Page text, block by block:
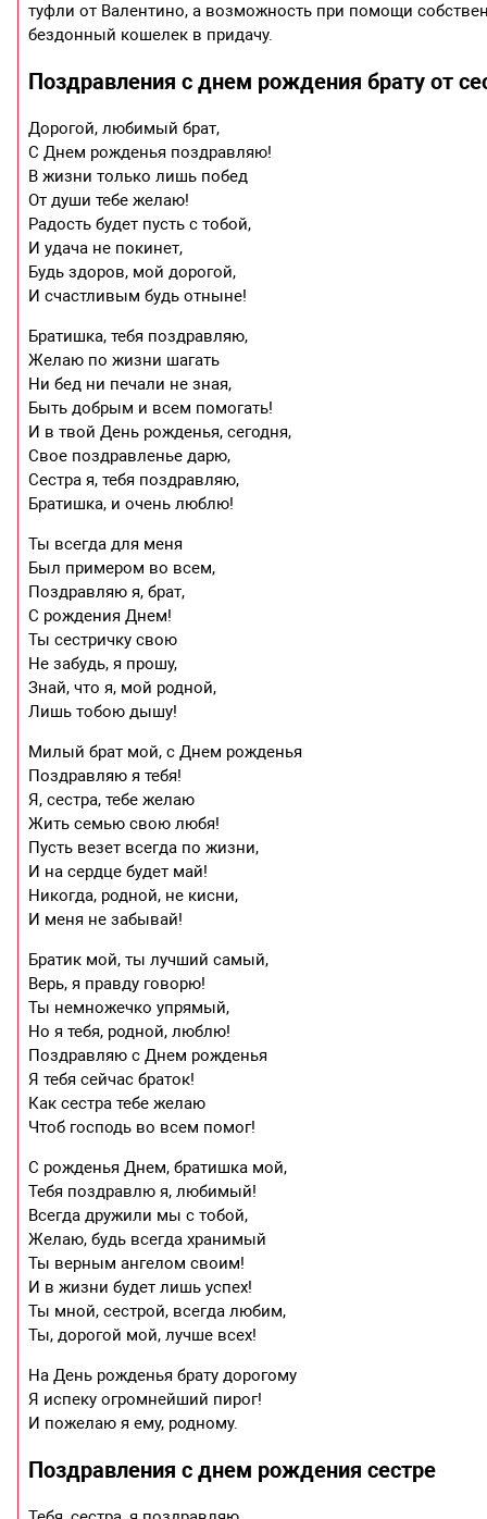
туфли от Валентино, а возможность при помощи
бездонный кошелек в придачу.
Поздравления с днем рождения брату от
Дорогой, любимый брат,
С Днем рожденья поздравляю!
В жизни только лишь побед
От души тебе желаю!
Радость будет пусть с тобой,
И удача не покинет,
Будь здоров, мой дорогой,
И счастливым будь отныне!
Братишка, тебя поздравляю,
Желаю по жизни шагать
Ни бед ни печали не зная,
Быть добрым и всем помогать!
И в твой День рожденья, сегодня,
Свое поздравленье дарю,
Сестра я, тебя поздравляю,
Братишка, и очень люблю!
Ты всегда для меня
Был примером во всем,
Поздравляю я, брат,
С рождения Днем!
Ты сестричку свою
Не забудь, я прошу,
Знай, что я, мой родной,
Лишь тобою дышу!
Милый брат мой, с Днем рожденья
Поздравляю я тебя!
Я, сестра, тебе желаю
Жить семью свою любя!
Пусть везет всегда по жизни,
И на сердце будет май!
Никогда, родной, не кисни,
И меня не забывай!
Братик мой, ты лучший самый,
Верь, я правду говорю!
Ты немножечко упрямый,
Но я тебя, родной, люблю!
Поздравляю с Днем рожденья
Я тебя сейчас браток!
Как сестра тебе желаю
Чтоб господь во всем помог!
С рожденья Днем, братишка мой,
Тебя поздравлю я, любимый!
Всегда дружили мы с тобой,
Желаю, будь всегда хранимый
Ты верным ангелом своим!
И в жизни будет лишь успех!
Ты мной, сестрой, всегда любим,
Ты, дорогой мой, лучше всех!
На День рожденья брату дорогому
Я испеку огромнейший пирог!
И пожелаю я ему, родному.
Поздравления с днем рождения сестре